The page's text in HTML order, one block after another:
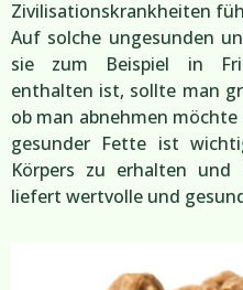
Zivilisationskrankheiten
Auf solche ungesunden
sie zum Beispiel in
enthalten ist, sollte man
ob man abnehmen
gesunder Fette ist
Körpers zu erhalten und
liefert wertvolle und